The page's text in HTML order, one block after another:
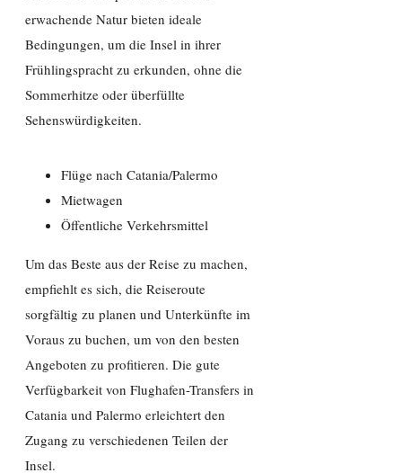
erwachende Natur bieten ideale
Bedingungen, um die Insel in ihrer
Frühlingspracht zu erkunden, ohne die
Sommerhitze oder überfüllte
Sehenswürdigkeiten.
Flüge nach Catania/Palermo
Mietwagen
Öffentliche Verkehrsmittel
Um das Beste aus der Reise zu machen,
empfiehlt es sich, die Reiseroute
sorgfältig zu planen und Unterkünfte im
Voraus zu buchen, um von den besten
Angeboten zu profitieren. Die gute
Verfügbarkeit von Flughafen-Transfers in
Catania und Palermo erleichtert den
Zugang zu verschiedenen Teilen der
Insel.